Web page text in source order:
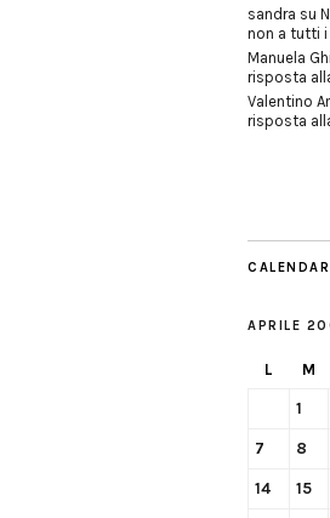
sandra su
non a tutti i
Manuela
risposta
Valentino
risposta
APRILE
L M
1
7 8
14 15